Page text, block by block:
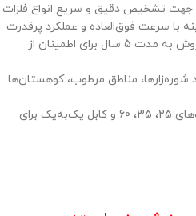
جهت تشخیص دقیق و سریع انواع فلزات
با سرعت فوق‌العاده و عملکرد پرقدرت
گارانتی 2 ساله و خدمات پس از فروش به مدت 5 سال برای اطمینان از
شوره‌زارها، مناطق مرطوب، کوهستان‌ها
چهار لوپ جست‌وجو متنوع با اندازه‌های 25، 35، 60 و کابل یک‌به‌یک برای